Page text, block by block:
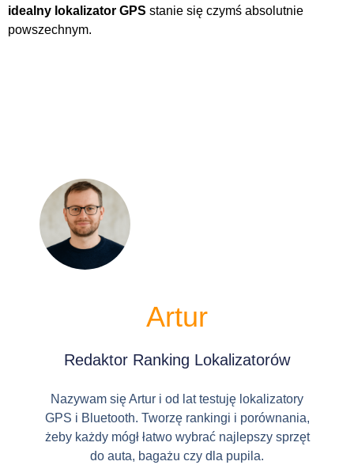
idealny lokalizator GPS stanie się czymś absolutnie
powszechnym.
Artur
Redaktor Ranking Lokalizatorów
Nazywam się Artur i od lat testuję lokalizatory
GPS i Bluetooth. Tworzę rankingi i porównania,
żeby każdy mógł łatwo wybrać najlepszy sprzęt
do auta, bagażu czy dla pupila.